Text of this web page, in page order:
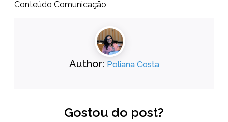
Conteúdo Comunicação
Author: Poliana Costa
Gostou do post?